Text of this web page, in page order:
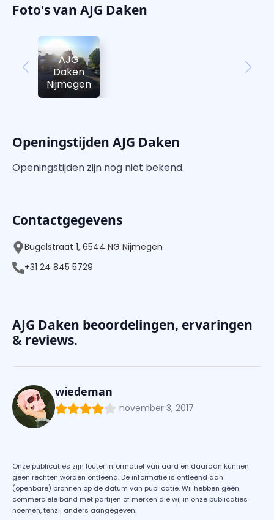
Foto's van AJG Daken
AJG
Daken
Nijmegen
Openingstijden AJG Daken
Openingstijden zijn nog niet bekend.
Contactgegevens
Bugelstraat 1, 6544 NG Nijmegen
+31 24 845 5729
AJG Daken beoordelingen, ervaringen
& reviews.
wiedeman
november 3, 2017
Onze publicaties zijn louter informatief van aard en daaraan kunnen
geen rechten worden ontleend. De informatie is ontleend aan
(openbare) bronnen op de datum van publicatie. Wij hebben géén
commerciële band met partijen of merken die wij in onze publicaties
noemen, tenzij anders aangegeven.